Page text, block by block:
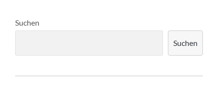
Suchen
Suchen